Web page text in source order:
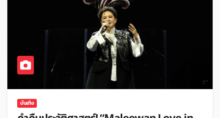
บันเทิง